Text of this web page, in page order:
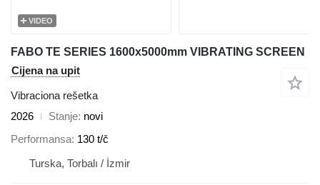
VIDEO
FABO TE SERIES 1600x5000mm VIBRATING SCREEN
Cijena na upit
Vibraciona rešetka
2026
Stanje novi
Performansa 130 t/č
Turska, Torbalı / İzmir